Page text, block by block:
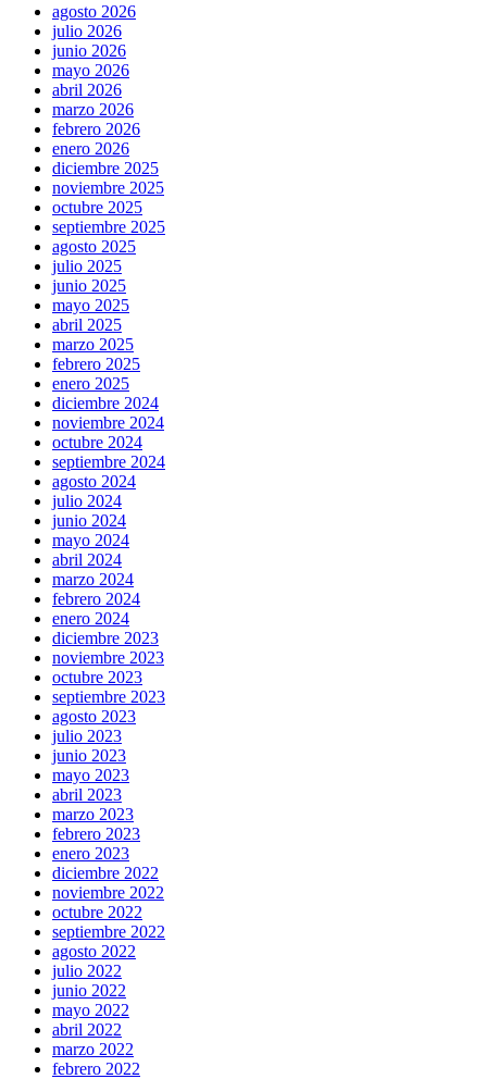
agosto 2026
julio 2026
junio 2026
mayo 2026
abril 2026
marzo 2026
febrero 2026
enero 2026
diciembre 2025
noviembre 2025
octubre 2025
septiembre 2025
agosto 2025
julio 2025
junio 2025
mayo 2025
abril 2025
marzo 2025
febrero 2025
enero 2025
diciembre 2024
noviembre 2024
octubre 2024
septiembre 2024
agosto 2024
julio 2024
junio 2024
mayo 2024
abril 2024
marzo 2024
febrero 2024
enero 2024
diciembre 2023
noviembre 2023
octubre 2023
septiembre 2023
agosto 2023
julio 2023
junio 2023
mayo 2023
abril 2023
marzo 2023
febrero 2023
enero 2023
diciembre 2022
noviembre 2022
octubre 2022
septiembre 2022
agosto 2022
julio 2022
junio 2022
mayo 2022
abril 2022
marzo 2022
febrero 2022